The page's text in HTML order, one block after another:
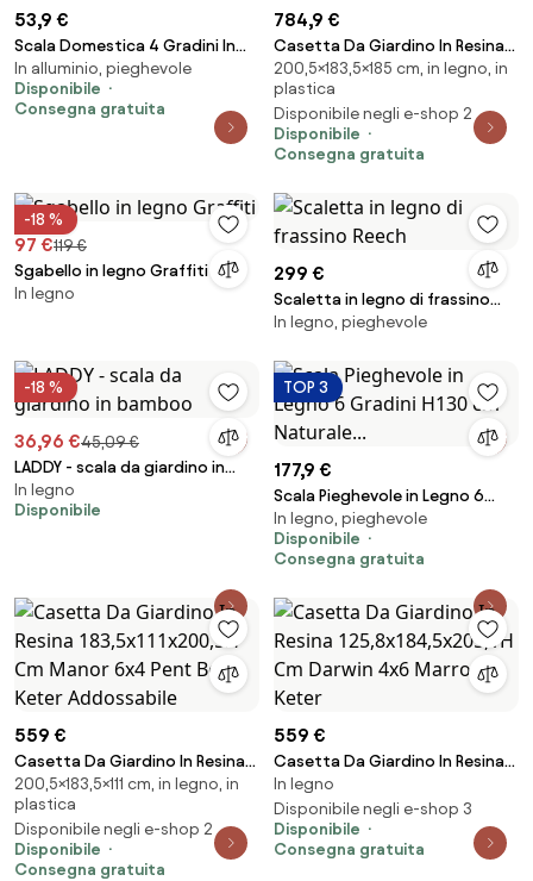
53,9 €
Scala Domestica 4 Gradini In
Alluminio Leggera Con Porta
Oggetti E Pedana In Acciaio
In alluminio, pieghevole
Disponibile
Consegna gratuita
784,9 €
Casetta Da Giardino In Resina
183,5x185x200,5H Cm Manor
6x6 Pent Beige Keter
Addossabile
200,5×183,5×185 cm, in legno, in
plastica
Disponibile negli e-shop 2
Disponibile
Consegna gratuita
-18 %
97 €119 €
Sgabello in legno Graffiti
In legno
299 €
Scaletta in legno di frassino
Reech
In legno, pieghevole
-18 %
36,96 €45,09 €
LADDY - scala da giardino in
bamboo
In legno
Disponibile
TOP 3
177,9 €
Scala Pieghevole in Legno 6
Gradini H130 cm Naturale...
In legno, pieghevole
Disponibile
Consegna gratuita
559 €
Casetta Da Giardino In Resina
183,5x111x200,5H Cm Manor 6x4
Pent Beige Keter Addossabile
200,5×183,5×111 cm, in legno, in
plastica
Disponibile negli e-shop 2
Disponibile
Consegna gratuita
559 €
Casetta Da Giardino In Resina
125,8x184,5x205,1H Cm Darwin
4x6 Marrone Keter
In legno
Disponibile negli e-shop 3
Disponibile
Consegna gratuita